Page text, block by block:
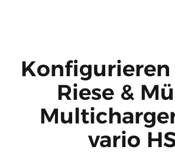
Konfigurieren
Riese &
vario